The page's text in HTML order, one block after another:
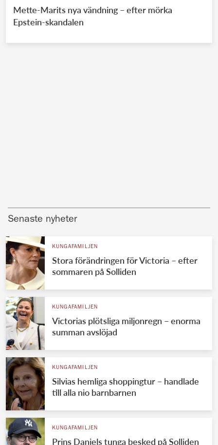
Mette-Marits nya vändning – efter mörka
Epstein-skandalen
Senaste nyheter
KUNGAFAMILJEN
Stora förändringen för Victoria – efter
sommaren på Solliden
KUNGAFAMILJEN
Victorias plötsliga miljonregn – enorma
summan avslöjad
KUNGAFAMILJEN
Silvias hemliga shoppingtur – handlade
till alla nio barnbarnen
KUNGAFAMILJEN
Prins Daniels tunga besked på Solliden